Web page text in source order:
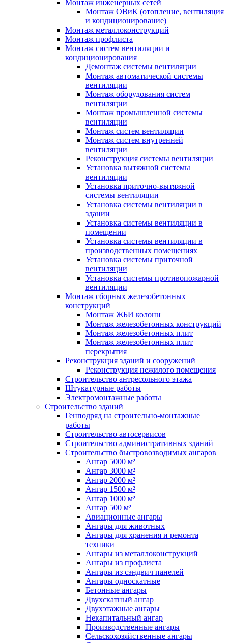
Монтаж инженерных сетей
Монтаж ОВиК (отопление, вентиляция
и кондиционирование)
Монтаж металлоконструкций
Монтаж профлиста
Монтаж систем вентиляции и
кондиционирования
Демонтаж системы вентиляции
Монтаж автоматической системы
вентиляции
Монтаж оборудования систем
вентиляции
Монтаж промышленной системы
вентиляции
Монтаж систем вентиляции
Монтаж систем внутренней
вентиляции
Реконструкция системы вентиляции
Установка вытяжной системы
вентиляции
Установка приточно-вытяжной
системы вентиляции
Установка системы вентиляции в
здании
Установка системы вентиляции в
помещении
Установка системы вентиляции в
производственных помещениях
Установка системы приточной
вентиляции
Установка системы противопожарной
вентиляции
Монтаж сборных железобетонных
конструкций
Монтаж ЖБИ колонн
Монтаж железобетонных конструкций
Монтаж железобетонных плит
Монтаж железобетонных плит
перекрытия
Реконструкция зданий и сооружений
Реконструкция нежилого помещения
Строительство антресольного этажа
Штукатурные работы
Электромонтажные работы
Строительство зданий
Генподряд на строительно-монтажные
работы
Строительство автосервисов
Строительство административных зданий
Строительство быстровозводимых ангаров
Ангар 5000 м²
Ангар 3000 м²
Ангар 2000 м²
Ангар 1500 м²
Ангар 1000 м²
Ангар 500 м²
Авиационные ангары
Ангары для животных
Ангары для хранения и ремонта
техники
Ангары из металлоконструкций
Ангары из профлиста
Ангары из сэндвич панелей
Ангары односкатные
Бетонные ангары
Двухскатный ангар
Двухэтажные ангары
Некапитальный ангар
Производственные ангары
Сельскохозяйственные ангары